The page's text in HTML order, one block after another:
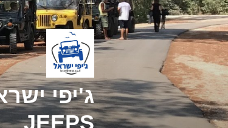
דילוג
לתוכן
JEEPS